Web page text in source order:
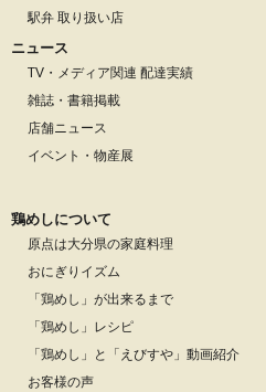
駅弁 取り扱い店
ニュース
TV・メディア関連 配達実績
雑誌・書籍掲載
店舗ニュース
イベント・物産展
鶏めしについて
原点は大分県の家庭料理
おにぎりイズム
「鶏めし」が出来るまで
「鶏めし」レシピ
「鶏めし」と「えびすや」動画紹介
お客様の声